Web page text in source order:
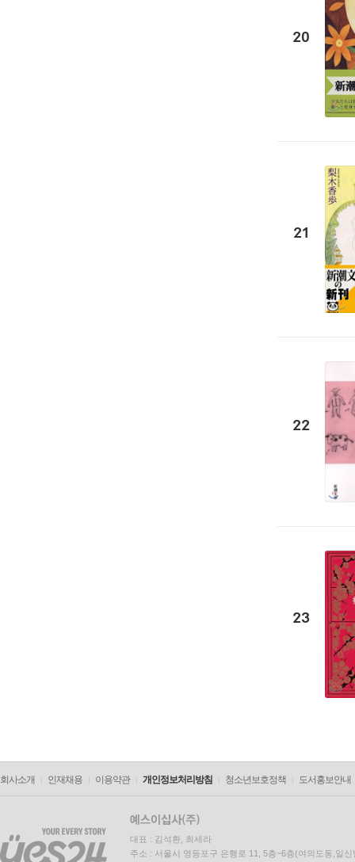
20
21
22
23
회사소개 인재채용 이용약관 개인정보처리방침 청소년보호정책 도서홍보안내
대표 : 김석환, 최세라
주소 : 서울시 영등포구 은행로 11, 5층~6층(여의도동,일신